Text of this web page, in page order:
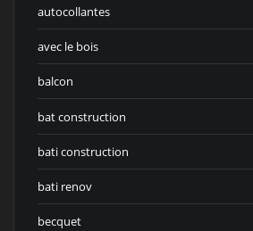
autocollantes
avec le bois
balcon
bat construction
bati construction
bati renov
becquet